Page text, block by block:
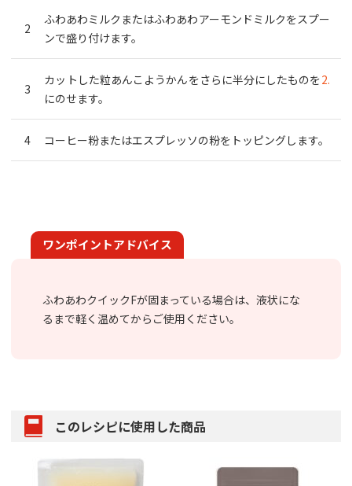
ふわあわミルクまたはふわあわアーモンドミルクをスプー
ンで盛り付けます。
カットした粒あんこようかんをさらに半分にしたものを2.
にのせます。
コーヒー粉またはエスプレッソの粉をトッピングします。
ワンポイントアドバイス
ふわあわクイックFが固まっている場合は、液状にな
るまで軽く温めてからご使用ください。
このレシピに使用した商品